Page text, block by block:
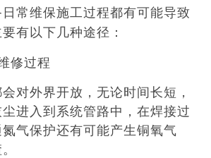
常维保施工过程都有可能导致
有以下几种途径：
过程
外界开放，无论时间长短，
进入到系统管路中，在焊接过
气保护还有可能产生铜氧气